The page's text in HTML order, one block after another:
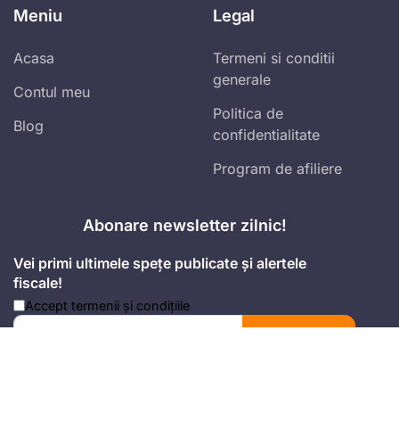
Meniu
Acasa
Contul meu
Blog
Legal
Termeni si conditii
generale
Politica de
confidentialitate
Program de afiliere
Abonare newsletter zilnic!
Vei primi ultimele spețe publicate și alertele
fiscale!
Accept termenii și condițiile